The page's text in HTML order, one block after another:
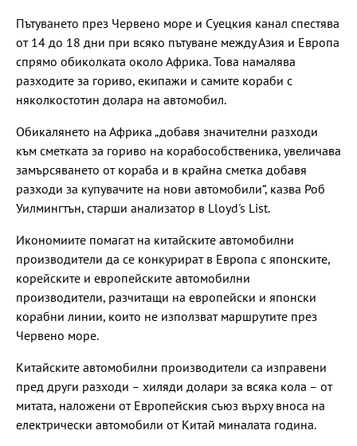
Пътуването през Червено море и Суецкия канал спестява
от 14 до 18 дни при всяко пътуване между Азия и Европа
спрямо обиколката около Африка. Това намалява
разходите за гориво, екипажи и самите кораби с
няколкостотин долара на автомобил.
Обикалянето на Африка „добавя значителни разходи
към сметката за гориво на корабособственика, увеличава
замърсяването от кораба и в крайна сметка добавя
разходи за купувачите на нови автомобили“, казва Роб
Уилмингтън, старши анализатор в Lloyd's List.
Икономиите помагат на китайските автомобилни
производители да се конкурират в Европа с японските,
корейските и европейските автомобилни
производители, разчитащи на европейски и японски
корабни линии, които не използват маршрутите през
Червено море.
Китайските автомобилни производители са изправени
пред други разходи – хиляди долари за всяка кола – от
митата, наложени от Европейския съюз върху вноса на
електрически автомобили от Китай миналата година.